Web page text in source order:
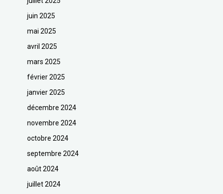
juin 2025
mai 2025
avril 2025
mars 2025
février 2025
janvier 2025
décembre 2024
novembre 2024
octobre 2024
septembre 2024
août 2024
juillet 2024